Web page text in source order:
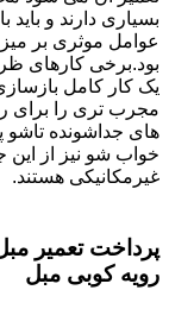
بسیاری دارند و
عوامل موثری بر
یک کار کامل
مجرب تری را برای
های جداشونده تاشو
خواب شو نیز از این
غیرمکانیکی هستند.
پرداخت تعمیر
رویه کوبی مبل